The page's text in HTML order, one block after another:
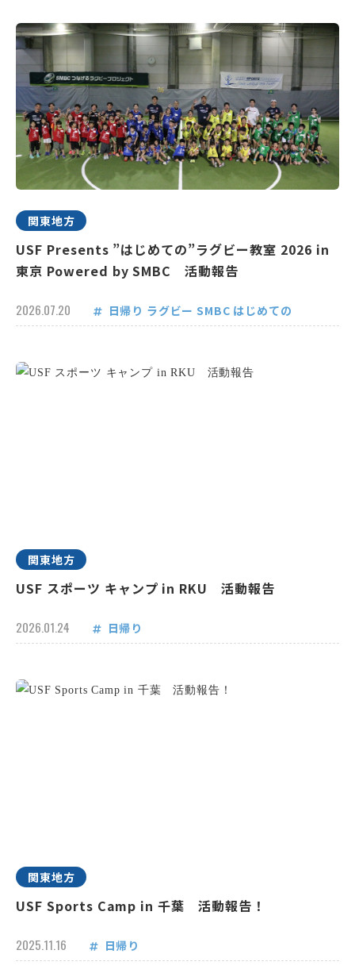
関東地方
USF Presents ”はじめての”ラグビー教室 2026 in
東京 Powered by SMBC 活動報告
2026.07.20 日帰り ラグビー SMBC はじめての
関東地方
USF スポーツ キャンプ in RKU 活動報告
2026.01.24 日帰り
関東地方
USF Sports Camp in 千葉 活動報告！
2025.11.16 日帰り